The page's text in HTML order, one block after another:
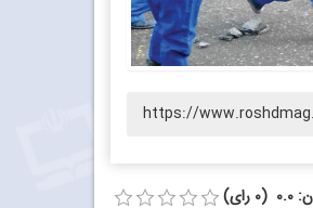
https://